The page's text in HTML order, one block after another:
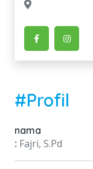
#Profil
nama
: Fajri, S.Pd